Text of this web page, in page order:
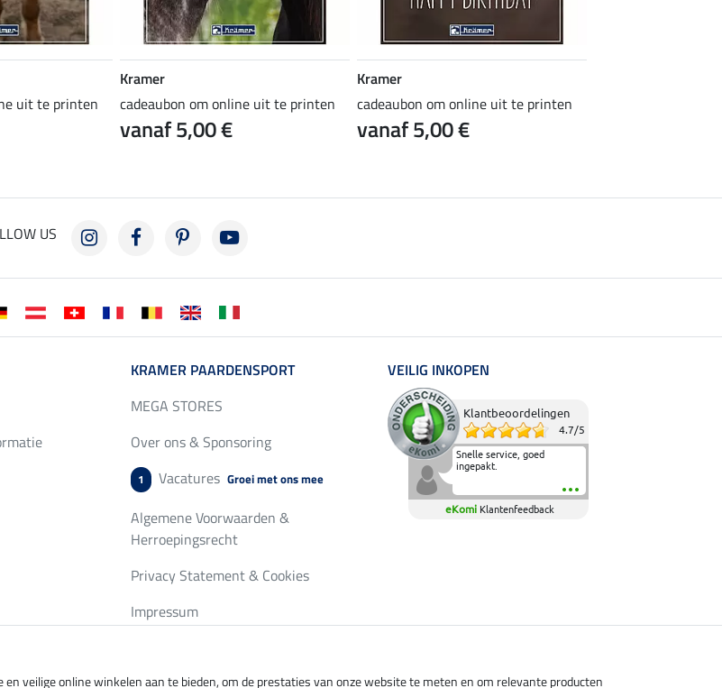
uit te printen
Kramer
cadeaubon om online uit te printen
vanaf 5,00 €
Kramer
cadeaubon om online uit te printen
vanaf 5,00 €
US
KRAMER PAARDENSPORT
MEGA STORES
Over ons & Sponsoring
1 Vacatures Groei met ons mee
Algemene Voorwaarden &
Herroepingsrecht
Privacy Statement & Cookies
Impressum
VEILIG INKOPEN
Klantbeoordelingen
4.7/5
Snelle service, goed
ingepakt.
eKomi Klantenfeedback
veilige online winkelen aan te bieden, om de prestaties van onze website te meten en om relevante producten